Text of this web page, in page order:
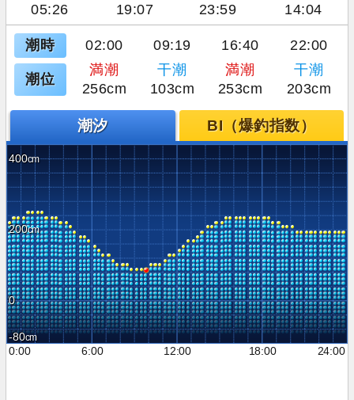
05:26 19:07 23:59 14:04
潮時 02:00 09:19 16:40 22:00
潮位
満潮 干潮 満潮
干潮
256cm
103cm 253cm 203cm
潮汐 BI（爆釣指数）
400
200
0
-80
0:00
6:00 12:00 18:00 24:00